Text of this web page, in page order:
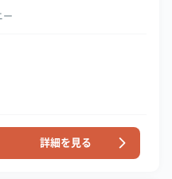
ー
詳細を見る